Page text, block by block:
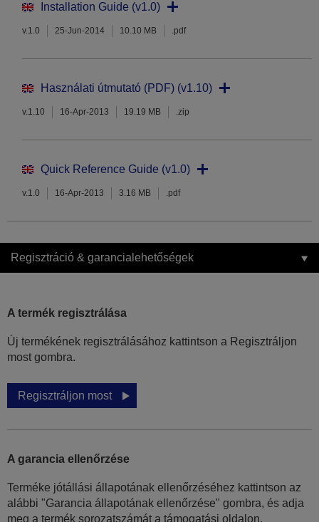
Installation Guide (v1.0)
v.1.0 25-Jun-2014 10.10 MB .pdf
Használati útmutató (PDF) (v1.10)
v.1.10 16-Apr-2013 19.19 MB .zip
Quick Reference Guide (v1.0)
v.1.0 16-Apr-2013 3.16 MB .pdf
Regisztráció & garancialehetőségek
A termék regisztrálása
Új termékének regisztrálásához kattintson a Regisztráljon
most gombra.
Regisztráljon most
A garancia ellenőrzése
Terméke jótállási állapotának ellenőrzéséhez kattintson az
alábbi "Garancia állapotának ellenőrzése" gombra, és adja
meg a termék sorozatszámát a támogatási oldalon.